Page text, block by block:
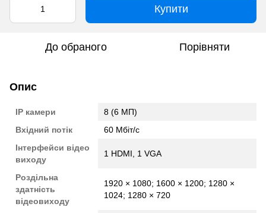
Купити
До обраного Порівняти
Опис
IP камери
8 (6 МП)
Вхідний потік
60 Мбіт/с
Інтерфейси відео
виходу
1 HDMI, 1 VGA
Роздільна
здатність
відеовиходу
1920 × 1080; 1600 × 1200; 1280 ×
1024; 1280 × 720